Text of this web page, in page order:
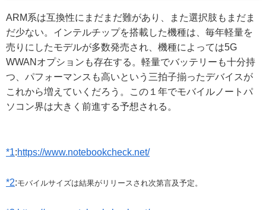
ARM系は互換性にまだまだ難があり、また選択肢もまだま
だ少ない。インテルチップを搭載した機種は、毎年軽量を
売りにしたモデルが多数発売され、機種によっては5G
WWANオプションも存在する。軽量でバッテリーも十分持
つ、パフォーマンスも高いという三拍子揃ったデバイスが
これから増えていくだろう。この１年でモバイルノートパ
ソコン界は大きく前進する予想される。
*1:https://www.notebookcheck.net/
*2:モバイルサイズは結果がリリースされ次第言及予定。